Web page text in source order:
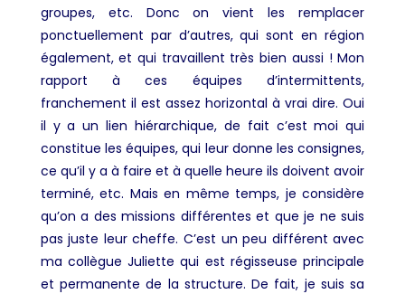
groupes, etc. Donc on vient les remplacer
ponctuellement par d’autres, qui sont en région
également, et qui travaillent très bien aussi ! Mon
rapport à ces équipes d’intermittents,
franchement il est assez horizontal à vrai dire. Oui
il y a un lien hiérarchique, de fait c’est moi qui
constitue les équipes, qui leur donne les consignes,
ce qu’il y a à faire et à quelle heure ils doivent avoir
terminé, etc. Mais en même temps, je considère
qu’on a des missions différentes et que je ne suis
pas juste leur cheffe. C’est un peu différent avec
ma collègue Juliette qui est régisseuse principale
et permanente de la structure. De fait, je suis sa